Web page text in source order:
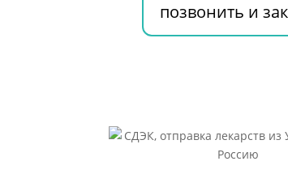
5мл
позвонить и